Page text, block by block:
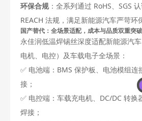
环保合规：全系列通过 RoHS、SGS
REACH 法规，满足新能源汽车严苛环
国产替代：全场景适配，成本与品质双重突破
永佳润低温焊锡丝深度适配新能源汽车
电机、电控）及车载电子全场景：
✅ 电池端：BMS 保护板、电池模组连
接；
✅ 电控端：车载充电机、DC/DC 转换
焊接；